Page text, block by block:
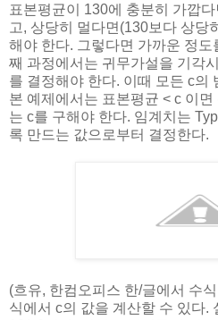
표본평균이 130에 충분히 가깝
고, 상당히 멀다면(130보다 상당
해야 한다. 그렇다면 가까운 정도
째 과정에서는 귀무가설을 기각
를 결정해야 한다. 이때 모든 c의
본 예제에서는 표본평균 < c 이
는 c를 구해야 한다. 임계치는
록 만드는 값으로부터 결정한다.
(흐유, 한컴오피스 한/글에서 수
식에서 c의 값을 계산할 수 있다.